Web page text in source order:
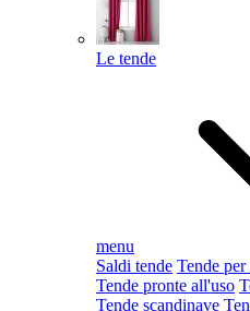
Le tende
menu
Saldi tende Tende
Tende pronte all'uso
Tende scandinave